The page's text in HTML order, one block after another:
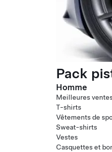
Pack
Homme
Meilleures
T-shirts
Vêtements de
Sweat-shirts
Vestes
Casquettes et